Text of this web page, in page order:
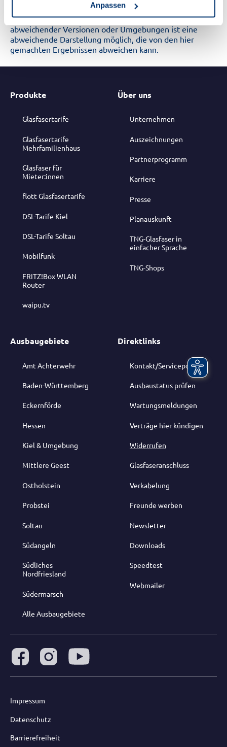
Anpassen
und Betriebssystemparametern garantieren wir die
Richtigkeit der gemachten Angaben. Bei Einsatz
abweichender Versionen oder Umgebungen ist eine
abweichende Darstellung möglich, die von den hier
gemachten Ergebnissen abweichen kann.
Produkte
Glasfasertarife
Glasfasertarife
Mehrfamilienhaus
Glasfaser für
Mieter:innen
flott Glasfasertarife
DSL-Tarife Kiel
DSL-Tarife Soltau
Mobilfunk
FRITZ!Box WLAN
Router
waipu.tv
Über uns
Unternehmen
Auszeichnungen
Partnerprogramm
Karriere
Presse
Planauskunft
TNG-Glasfaser in
einfacher Sprache
TNG-Shops
Ausbaugebiete
Amt Achterwehr
Baden-Württemberg
Eckernförde
Hessen
Kiel & Umgebung
Mittlere Geest
Ostholstein
Probstei
Soltau
Südangeln
Südliches
Nordfriesland
Südermarsch
Alle Ausbaugebiete
Direktlinks
Kontakt/Serviceportal
Ausbaustatus prüfen
Wartungsmeldungen
Verträge hier kündigen
Widerrufen
Glasfaseranschluss
Verkabelung
Freunde werben
Newsletter
Downloads
Speedtest
Webmailer
Impressum
Datenschutz
Barrierefreiheit